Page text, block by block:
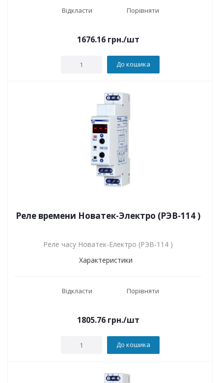
Відкласти Порівняти
1676.16 грн./шт
До кошика
Реле времени Новатек-Электро (РЭВ-114 )
Реле часу Новатек-Електро (РЭВ-114 )
Характеристики
Відкласти Порівняти
1805.76 грн./шт
До кошика